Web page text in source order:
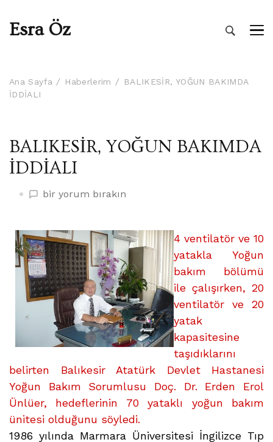
Esra Öz
Ana Sayfa Haberlerim
BALIKESİR, YOĞUN BAKIMDA
İDDİALI
BALIKESİR, YOĞUN BAKIMDA
İDDİALI
BALIKESİR,
İDDİALI
üzerine
bir yorum bırakın
4 ventilatör ve 10
yatakla Yoğun
bakım bölümü
ile çalışırken, 20
ventilatör ve 20
yatak
kapasitesine
taşıdıklarını
belirten Balıkesir Atatürk Devlet Hastanesi
Yoğun Bakım Sorumlusu Doç. Dr. Erden Erol
Ünlüer, hedeflerinin 70 yataklı yoğun bakım
ünitesi olduğunu söyledi.
1986 yılında Marmara Üniversitesi İngilizce Tıp